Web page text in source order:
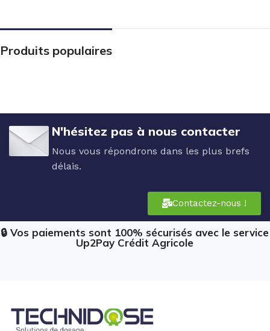
Produits populaires
N'hésitez pas à nous contacter
Nous vous répondrons dans les plus brefs
délais.
Contactez-nous !
🔒 Vos paiements sont 100% sécurisés avec le service
Up2Pay Crédit Agricole